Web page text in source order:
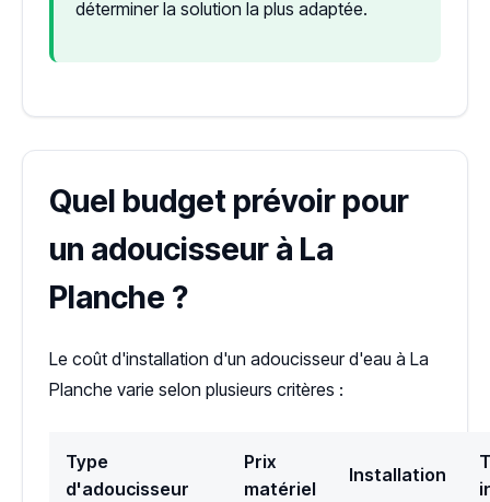
déterminer la solution la plus adaptée.
Quel budget prévoir pour
un adoucisseur à La
Planche ?
Le coût d'installation d'un adoucisseur d'eau à La
Planche varie selon plusieurs critères :
Type
d'adoucisseur
Prix
matériel
Installation